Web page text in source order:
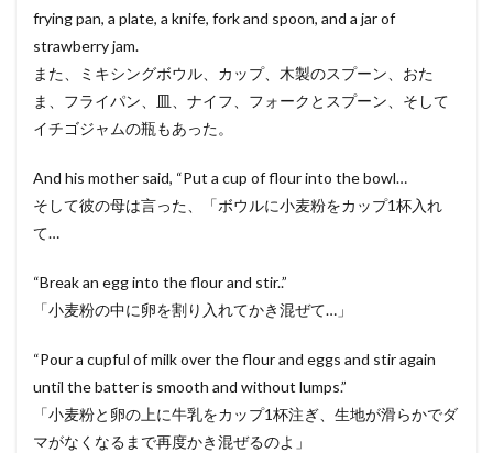
frying pan, a plate, a knife, fork and spoon, and a jar of
strawberry jam.
また、ミキシングボウル、カップ、木製のスプーン、おた
ま、フライパン、皿、ナイフ、フォークとスプーン、そして
イチゴジャムの瓶もあった。
And his mother said, “Put a cup of flour into the bowl…
そして彼の母は言った、「ボウルに小麦粉をカップ1杯入れ
て…
“Break an egg into the flour and stir..”
「小麦粉の中に卵を割り入れてかき混ぜて…」
“Pour a cupful of milk over the flour and eggs and stir again
until the batter is smooth and without lumps.”
「小麦粉と卵の上に牛乳をカップ1杯注ぎ、生地が滑らかでダ
マがなくなるまで再度かき混ぜるのよ」